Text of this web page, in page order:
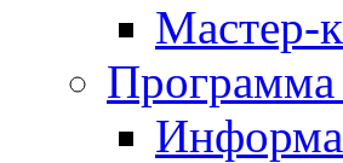
Мастер-
Программа